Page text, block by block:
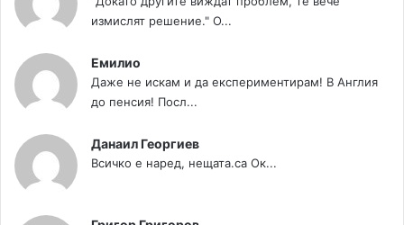
измислят решение." О...
Емилио
Даже не искам и да експериментирам! В Англия
до пенсия! Посл...
Данаил Георгиев
Всичко е наред, нещата.са Ок...